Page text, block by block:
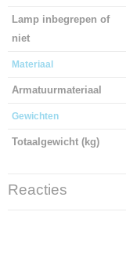
Lamp inbegrepen of
niet
Materiaal
Armatuurmateriaal
Gewichten
Totaalgewicht (kg)
Reacties